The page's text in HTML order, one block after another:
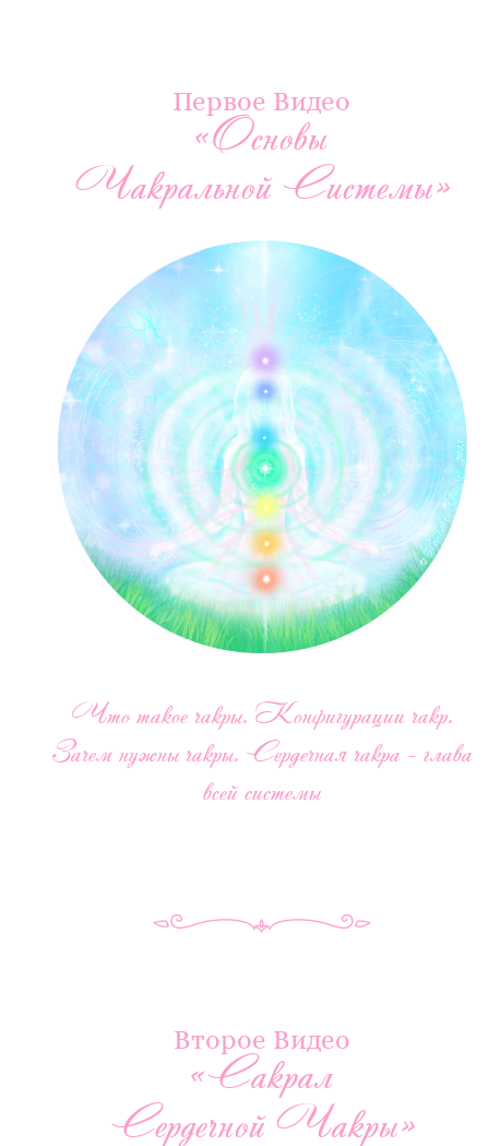
Первое Видео
«Основы
Чакральной Системы»
Что такое чакры. Конфигурации чакр.
Зачем нужны чакры. Сердечная чакра - глава
всей системы
Второе Видео
«Сакрал
Сердечной Чакры»